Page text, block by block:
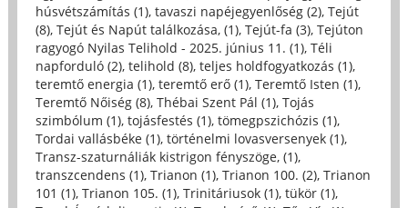
húsvétszámítás (1), tavaszi napéjegyenlőség (2), Tejút
(8), Tejút és Napút találkozása, (1), Tejút-fa (3), Tejúton
ragyogó Nyilas Telihold - 2025. június 11. (1), Téli
napforduló (2), telihold (8), teljes holdfogyatkozás (1),
teremtő energia (1), teremtő erő (1), Teremtő Isten (1),
Teremtő Nőiség (8), Thébai Szent Pál (1), Tojás
szimbólum (1), tojásfestés (1), tömegpszichózis (1),
Tordai vallásbéke (1), történelmi lovasversenyek (1),
Transz-szaturnáliák kistrigon fényszöge, (1),
transzcendens (1), Trianon (1), Trianon 100. (2), Trianon
101 (1), Trianon 105. (1), Trinitáriusok (1), tükör (1),